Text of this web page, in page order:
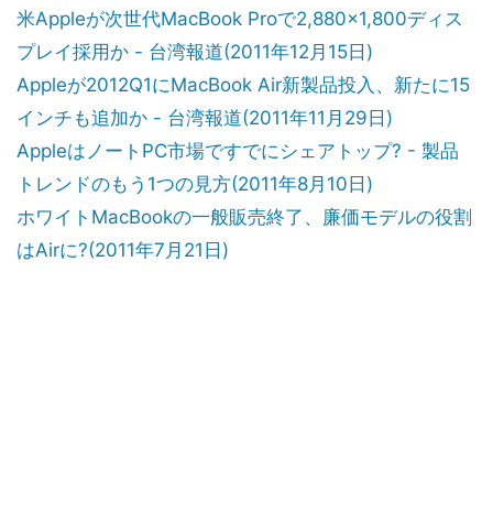
米Appleが次世代MacBook Proで2,880×1,800ディス
プレイ採用か - 台湾報道(2011年12月15日)
Appleが2012Q1にMacBook Air新製品投入、新たに15
インチも追加か - 台湾報道(2011年11月29日)
AppleはノートPC市場ですでにシェアトップ? - 製品
トレンドのもう1つの見方(2011年8月10日)
ホワイトMacBookの一般販売終了、廉価モデルの役割
はAirに?(2011年7月21日)